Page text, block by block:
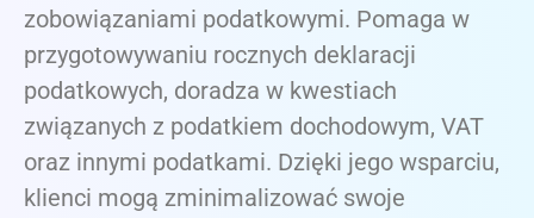
zobowiązaniami podatkowymi. Pomaga w
przygotowywaniu rocznych deklaracji
podatkowych, doradza w kwestiach
związanych z podatkiem dochodowym, VAT
oraz innymi podatkami. Dzięki jego wsparciu,
klienci mogą zminimalizować swoje